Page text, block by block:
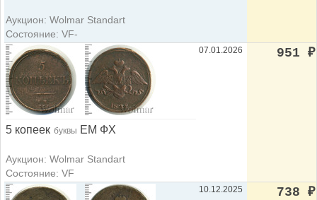
Аукцион: Wolmar Standart
Состояние: VF-
5 копеек буквы ЕМ ФХ
Аукцион: Wolmar Standart
Состояние: VF
07.01.2026 951 ₽
10.12.2025 738 ₽